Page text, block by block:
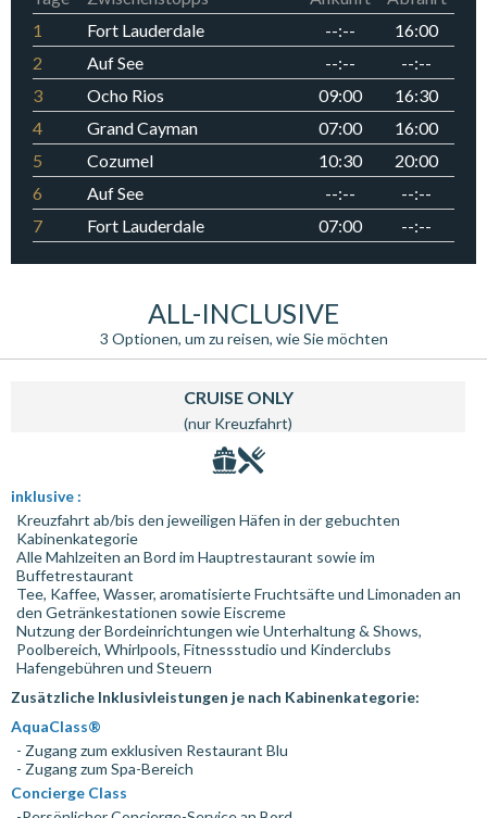
1
Fort Lauderdale --:--
16:00
2
Auf See --:--
--:--
3
Ocho Rios 09:00
16:30
4
Grand Cayman 07:00
16:00
5
Cozumel 10:30
20:00
6
Auf See --:--
--:--
7
Fort Lauderdale 07:00 --:--
ALL-INCLUSIVE
3 Optionen, um zu reisen, wie Sie möchten
CRUISE ONLY
(nur Kreuzfahrt)
inklusive :
Kreuzfahrt ab/bis den jeweiligen Häfen in der gebuchten
Kabinenkategorie
Alle Mahlzeiten an Bord im Hauptrestaurant sowie im
Buffetrestaurant
Tee, Kaffee, Wasser, aromatisierte Fruchtsäfte und Limonaden an
den Getränkestationen sowie Eiscreme
Nutzung der Bordeinrichtungen wie Unterhaltung & Shows,
Poolbereich, Whirlpools, Fitnessstudio und Kinderclubs
Hafengebühren und Steuern
Zusätzliche Inklusivleistungen je nach Kabinenkategorie:
AquaClass®
- Zugang zum exklusiven Restaurant Blu
- Zugang zum Spa-Bereich
Concierge Class